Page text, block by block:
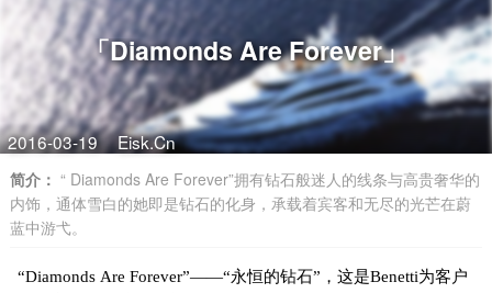
「Diamonds Are Forever」
2016-03-19 Eisk.Cn
简介： “ Diamonds Are Forever”拥有钻石般迷人的线条与高贵奢华的
内饰，通体雪白的她即是钻石的化身，承载着宾客和无尽的光芒在蔚
蓝中游弋。
“Diamonds Are Forever”——“永恒的钻石”，这是Benetti为客户